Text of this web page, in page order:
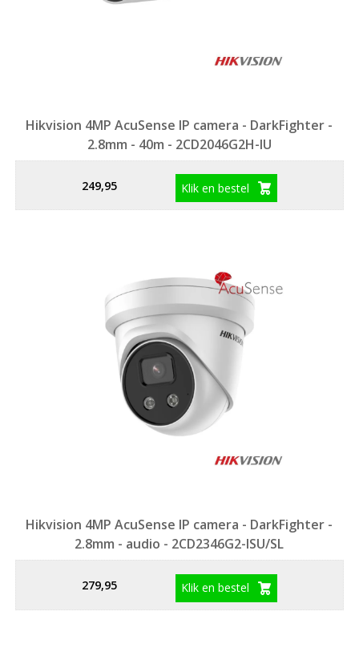
Hikvision 4MP AcuSense IP camera - DarkFighter -
2.8mm - 40m - 2CD2046G2H-IU
249,95 Klik en bestel
Hikvision 4MP AcuSense IP camera - DarkFighter -
2.8mm - audio - 2CD2346G2-ISU/SL
279,95 Klik en bestel